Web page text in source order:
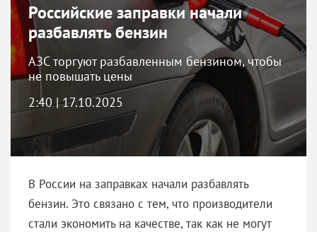
Российские заправки начали
разбавлять бензин
АЗС торгуют разбавленным бензином, чтобы
не повышать цены
2:40 | 17.10.2025
В России на заправках начали разбавлять
бензин. Это связано с тем, что производители
стали экономить на качестве, так как не могут